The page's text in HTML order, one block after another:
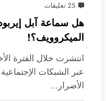
25 تعليقات
هل سماعة آبل
الميكروويف؟!
انتشرت خلال الفترة
عبر الشبكات
الأضرار…